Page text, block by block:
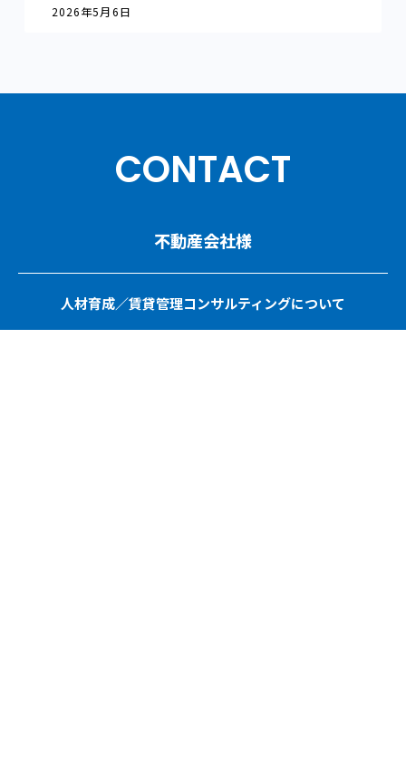
2026年5月6日
CONTACT
不動産会社様
人材育成／賃貸管理コンサルティングについて